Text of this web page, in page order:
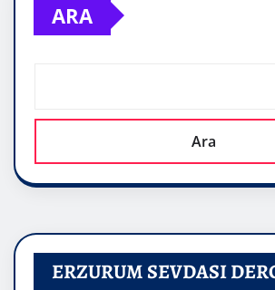
ARA
Ara
ERZURUM SEVDASI